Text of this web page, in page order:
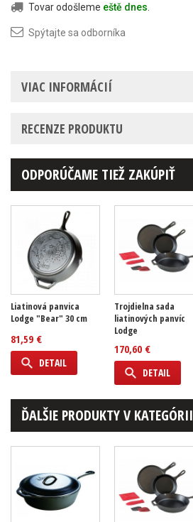
Tovar odošleme eště dnes
Spýtajte sa odborníka
VIAC INFORMÁCIÍ
RECENZE PRODUKTU
ODPORÚČAME TIEŽ ZAKÚPIŤ
Liatinová panvica
Lodge "Bear" 30 cm
81,59 €
DETAIL
Trojdielna sada
liatinových panvíc
Lodge
170,60 €
DETAIL
ĎALŠIE PRODUKTY V KATEGÓRII